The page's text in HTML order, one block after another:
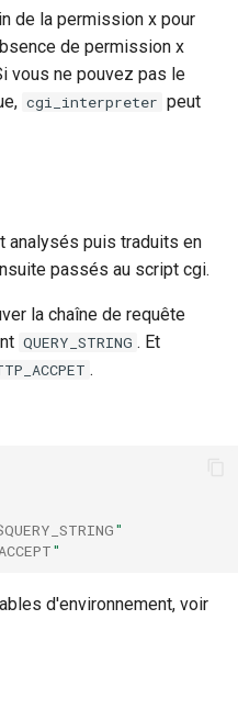
de la permission x pour
de permission x
vous ne pouvez pas le
cgi_interpreter peut
analysés puis traduits en
passés au script cgi.
la chaîne de requête
QUERY_STRING . Et
.
"
"
d'environnement, voir